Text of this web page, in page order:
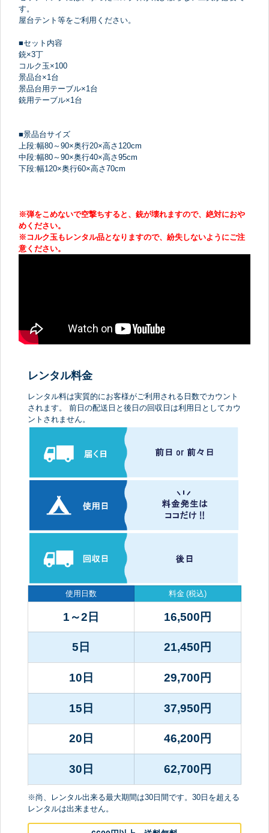
す。
屋台テント等をご利用ください。
■セット内容
銃×3丁
コルク玉×100
景品台×1台
景品台用テーブル×1台
銃用テーブル×1台
■景品台サイズ
上段:幅80～90×奥行20×高さ120cm
中段:幅80～90×奥行40×高さ95cm
下段:幅120×奥行60×高さ70cm
※弾をこめないで空撃ちすると、銃が壊れますので、絶対におや
めください。
※コルク玉もレンタル品となりますので、紛失しないようにご注
意ください。
レンタル料金
レンタル料は実質的にお客様がご利用される日数でカウント
されます。 前日の配送日と後日の回収日は利用日としてカウ
ントされません。
使用日数
1～2日
5日
10日
15日
20日
30日
料金 (税込)
16,500 円
21,450 円
29,700 円
37,950 円
46,200 円
62,700 円
※尚、レンタル出来る最大期間は30日間です。30日を超える
レンタルは出来ません。